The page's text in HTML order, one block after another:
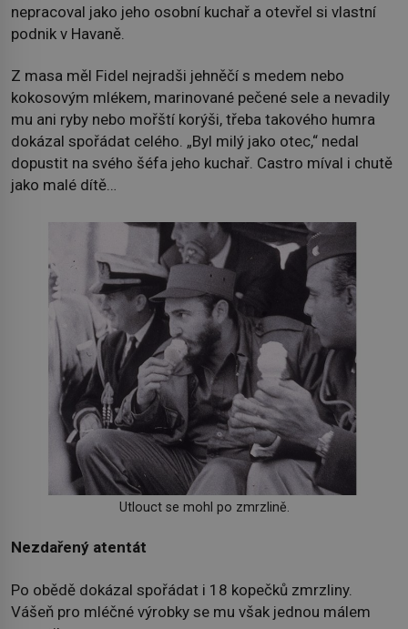
nepracoval jako jeho osobní kuchař a otevřel si vlastní
podnik v Havaně.
Z masa měl Fidel nejradši jehněčí s medem nebo
kokosovým mlékem, marinované pečené sele a nevadily
mu ani ryby nebo mořští korýši, třeba takového humra
dokázal spořádat celého. „Byl milý jako otec,“ nedal
dopustit na svého šéfa jeho kuchař. Castro míval i chutě
jako malé dítě…
Utlouct se mohl po zmrzlině.
Nezdařený atentát
Po obědě dokázal spořádat i 18 kopečků zmrzliny.
Vášeň pro mléčné výrobky se mu však jednou málem